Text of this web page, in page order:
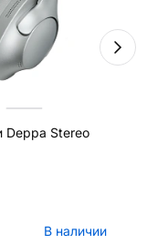
Deppa Stereo
В наличии